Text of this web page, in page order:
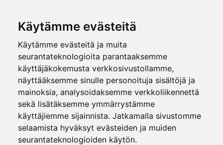
Käytämme evästeitä
Käytämme evästeitä ja muita
seurantateknologioita parantaaksemme
käyttäjäkokemusta verkkosivustollamme,
näyttääksemme sinulle personoituja sisältöjä ja
mainoksia, analysoidaksemme verkkoliikennettä
sekä lisätäksemme ymmärrystämme
käyttäjiemme sijainnista. Jatkamalla sivustomme
selaamista hyväksyt evästeiden ja muiden
seurantateknologioiden käytön.